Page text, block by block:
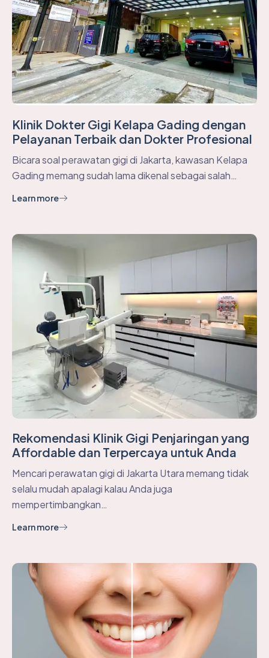
Klinik Dokter Gigi Kelapa Gading dengan
Pelayanan Terbaik dan Dokter Profesional
Bicara soal perawatan gigi di Jakarta, kawasan Kelapa
Gading memang sudah lama dikenal sebagai salah…
Learn more
Rekomendasi Klinik Gigi Penjaringan yang
Affordable dan Terpercaya untuk Anda
Mencari perawatan gigi di Jakarta Utara memang tidak
selalu mudah apalagi kalau Anda juga
mempertimbangkan…
Learn more